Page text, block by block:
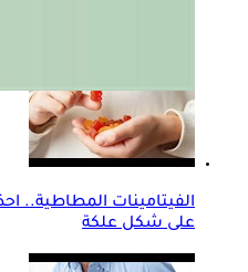
الفيتامينات المطاطية..
على شكل علكة